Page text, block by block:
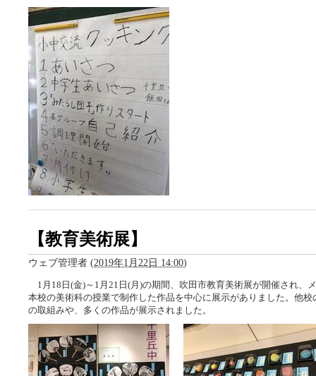
【教育美術展】
ウェブ管理者 (2019年1月22日 14:00)
1月18日(金)～1月21日(月)の期間、吹田市教育美術展が開催され、
本校の美術科の授業で制作した作品を中心に展示がありました。他校
の取組みや、多くの作品が展示されました。